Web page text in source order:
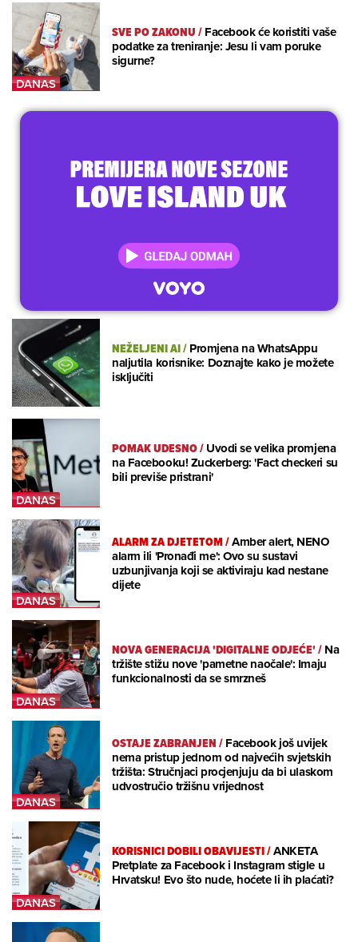
SVE PO ZAKONU/Facebook će koristiti vaše
podatke za treniranje: Jesu li vam poruke
sigurne?
NEŽELJENI AI/Promjena na WhatsAppu
naljutila korisnike: Doznajte kako je možete
isključiti
POMAK UDESNO/Uvodi se velika promjena
na Facebooku! Zuckerberg: 'Fact checkeri su
bili previše pristrani'
ALARM ZA DJETETOM/Amber alert, NENO
alarm ili 'Pronađi me': Ovo su sustavi
uzbunjivanja koji se aktiviraju kad nestane
dijete
NOVA GENERACIJA 'DIGITALNE ODJEĆE'/Na
tržište stižu nove 'pametne naočale': Imaju
funkcionalnosti da se smrzneš
OSTAJE ZABRANJEN/Facebook još uvijek
nema pristup jednom od najvećih svjetskih
tržišta: Stručnjaci procjenjuju da bi ulaskom
udvostručio tržišnu vrijednost
KORISNICI DOBILI OBAVIJESTI/ANKETA
Pretplate za Facebook i Instagram stigle u
Hrvatsku! Evo što nude, hoćete li ih plaćati?